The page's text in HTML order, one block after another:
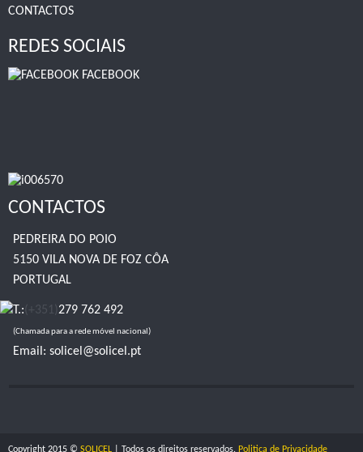
CONTACTOS
REDES SOCIAIS
FACEBOOK
CONTACTOS
PEDREIRA DO POIO
5150 VILA NOVA DE FOZ CÔA
PORTUGAL
T.: (+351) 279 762 492
(Chamada para a rede móvel nacional)
Email: solicel@solicel.pt
Copyright 2015 © SOLICEL | Todos os direitos reservados. Politica de Privacidade